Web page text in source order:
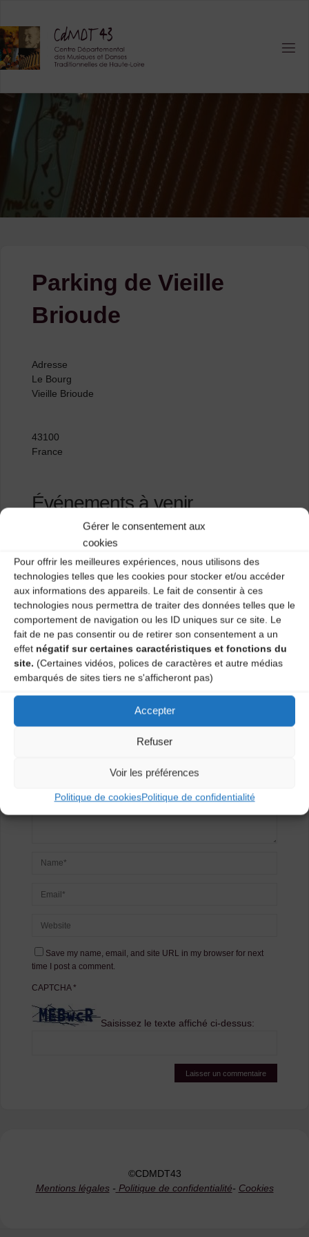
Gérer le consentement aux
cookies
Pour offrir les meilleures expériences, nous utilisons des
technologies telles que les cookies pour stocker et/ou accéder
aux informations des appareils. Le fait de consentir à ces
technologies nous permettra de traiter des données telles que le
comportement de navigation ou les ID uniques sur ce site. Le
fait de ne pas consentir ou de retirer son consentement a un
effet négatif sur certaines caractéristiques et fonctions du
site. (Certaines vidéos, polices de caractères et autre médias
embarqués de sites tiers ne s'afficheront pas)
Accepter
Refuser
Voir les préférences
Politique de cookiesPolitique de confidentialité
content
Parking de Vieille
Brioude
Adresse
Le Bourg
Vieille Brioude
43100
France
Événements à venir
Festival des Cuivres
Moulin de Pargeat
Laisser un
commentaire
Save my name, email, and site URL in my browser for next
time I post a comment.
CAPTCHA*
Saisissez le texte affiché ci-dessus:
©CDMDT43
Mentions légales- Politique de confidentialité- Cookies